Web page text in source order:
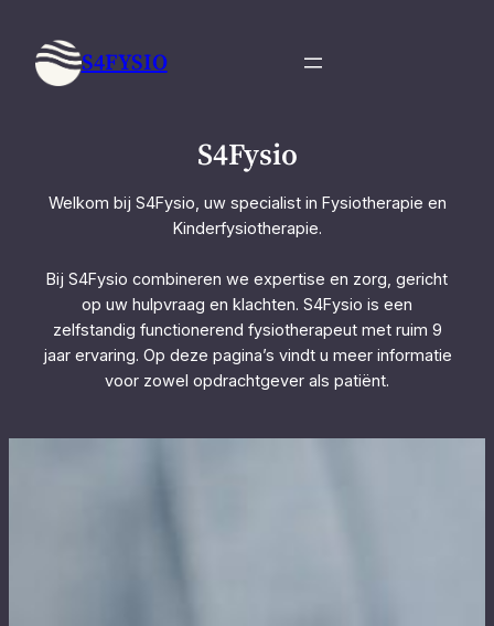
S4FYSIO
S4Fysio
Welkom bij S4Fysio, uw specialist in Fysiotherapie en
Kinderfysiotherapie.
Bij S4Fysio combineren we expertise en zorg, gericht
op uw hulpvraag en klachten. S4Fysio is een
zelfstandig functionerend fysiotherapeut met ruim 9
jaar ervaring. Op deze pagina’s vindt u meer informatie
voor zowel opdrachtgever als patiënt.